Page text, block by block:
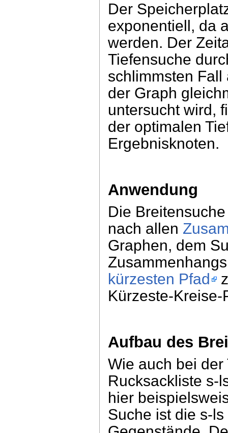
Der
exponentiell, da
werden. Der
Tiefensuche
schlimmsten
der Graph
untersucht wird,
der optimalen
Ergebnisknoten.
Anwendung
Die
nach allen
Graphen, dem
kürzesten Pfad
Kürzeste-Kreise-
Aufbau des
Wie auch bei
Rucksackliste s-
hier
Suche ist die s-